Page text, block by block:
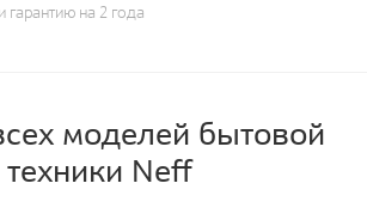
гарантию на 2 года
моделей бытовой
техники Neff